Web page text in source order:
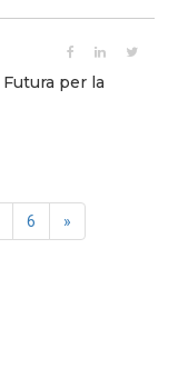
per la
6 »